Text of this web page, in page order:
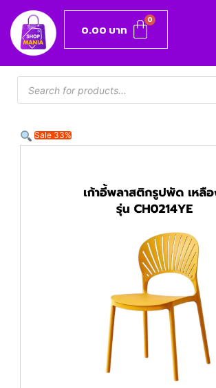
0.00 บาท
Sale 33%